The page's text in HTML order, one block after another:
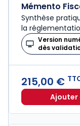
Mémento
Synthèse
la
Version
dès
215,00 €
Ajouter